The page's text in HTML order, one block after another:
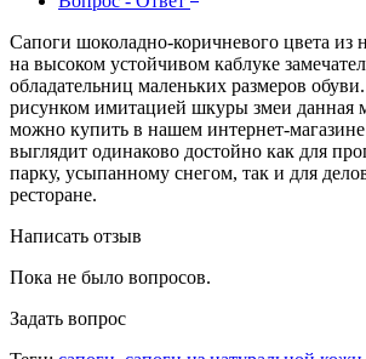
Cапоги шоколадно-коричневого цвета из
на высоком устойчивом каблуке
обладательниц маленьких размеров
рисунком имитацией шкуры змеи данная
можно купить в нашем интернет-
выглядит одинаково достойно как для
парку, усыпанному снегом, так и для
ресторане.
Написать отзыв
Пока не было вопросов.
Задать вопрос